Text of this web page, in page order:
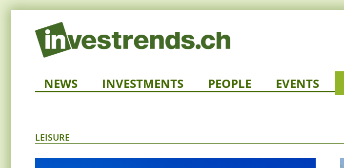
NEWS INVESTMENTS PEOPLE EVENTS
LEISURE